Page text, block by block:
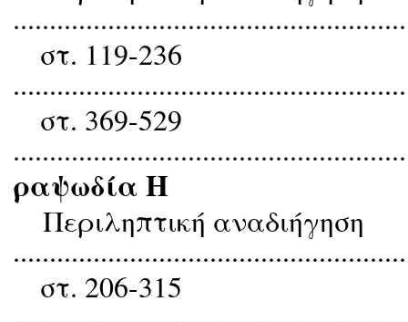
στ. 119-236
στ. 369-529
ραψωδία Η
Περιληπτική αναδιήγηση
στ. 206-315